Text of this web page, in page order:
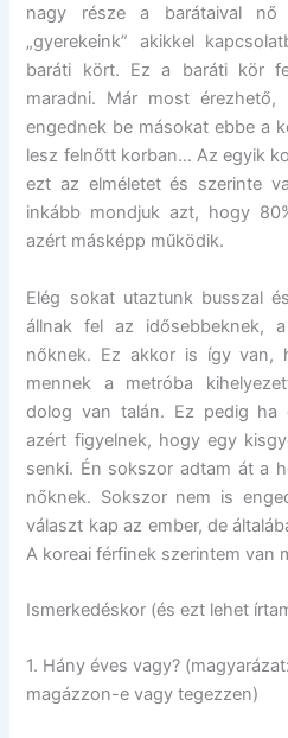
nagy része a barátaival
„gyerekeink” akikkel
baráti kört. Ez a baráti kör
maradni. Már most
engednek be másokat ebbe a
lesz felnőtt korban… Az egyik
ezt az elméletet és szerinte
inkább mondjuk azt, hogy
azért másképp működik.
Elég sokat utaztunk busszal
állnak fel az idősebbeknek,
nőknek. Ez akkor is így van,
mennek a metróba
dolog van talán. Ez pedig ha
azért figyelnek, hogy egy
senki. Én sokszor adtam át a
nőknek. Sokszor nem is
választ kap az ember, de
A koreai férfinek szerintem van
Ismerkedéskor (és ezt lehet
1. Hány éves vagy?
magázzon-e vagy tegezzen)